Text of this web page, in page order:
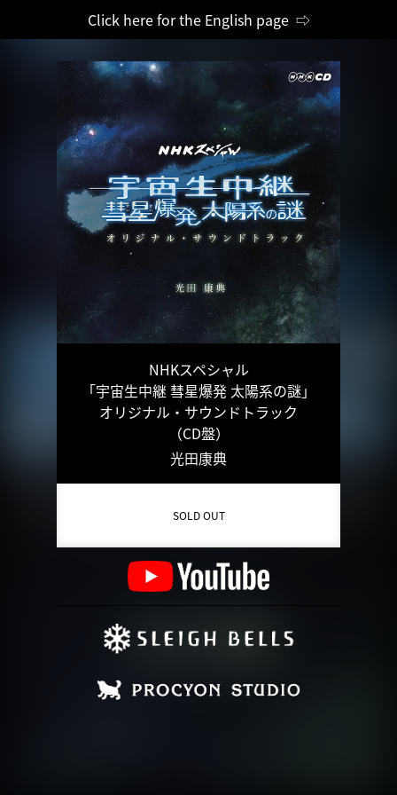
Click here for the English page ⇨
NHKスペシャル
「宇宙生中継 彗星爆発 太陽系の謎」
オリジナル・サウンドトラック
（CD盤）
光田康典
SOLD OUT